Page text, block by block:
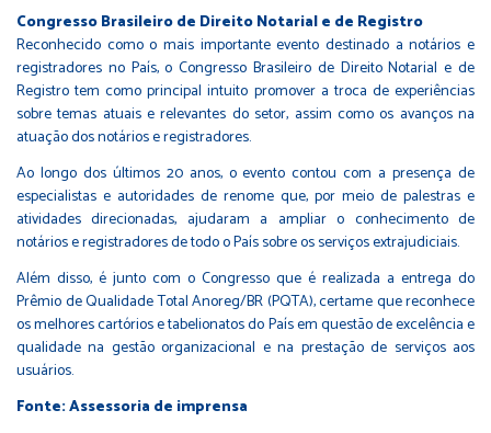
Congresso Brasileiro de Direito Notarial e de Registro
Reconhecido como o mais importante evento destinado a notários e
registradores no País, o Congresso Brasileiro de Direito Notarial e de
Registro tem como principal intuito promover a troca de experiências
sobre temas atuais e relevantes do setor, assim como os avanços na
atuação dos notários e registradores.
Ao longo dos últimos 20 anos, o evento contou com a presença de
especialistas e autoridades de renome que, por meio de palestras e
atividades direcionadas, ajudaram a ampliar o conhecimento de
notários e registradores de todo o País sobre os serviços extrajudiciais.
Além disso, é junto com o Congresso que é realizada a entrega do
Prêmio de Qualidade Total Anoreg/BR (PQTA), certame que reconhece
os melhores cartórios e tabelionatos do País em questão de excelência e
qualidade na gestão organizacional e na prestação de serviços aos
usuários.
Fonte: Assessoria de imprensa